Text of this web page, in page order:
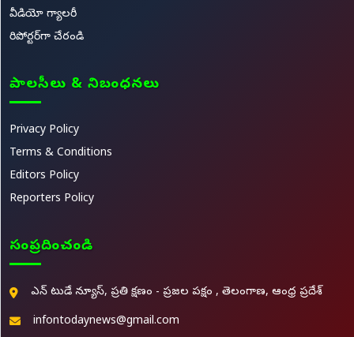
వీడియో గ్యాలరీ
రిపోర్టర్‌గా చేరండి
పాలసీలు & నిబంధనలు
Privacy Policy
Terms & Conditions
Editors Policy
Reporters Policy
సంప్రదించండి
ఎన్ టుడే న్యూస్, ప్రతి క్షణం - ప్రజల పక్షం , తెలంగాణ, ఆంధ్ర ప్రదేశ్
infontodaynews@gmail.com